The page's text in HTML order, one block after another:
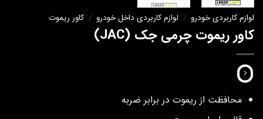
لوازم کاربردی خودرو / لوازم کاربردی داخل خودرو / کاور ریموت
کاور ریموت چرمی جک (JAC)
محافظت از ریموت در برابر ضربه